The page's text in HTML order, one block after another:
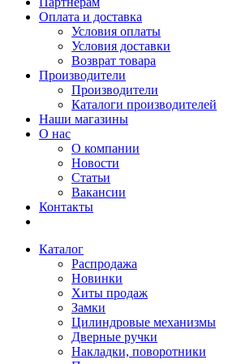
Оплата и доставка
Условия оплаты
Условия доставки
Возврат товара
Производители
Производители
Каталоги производителей
Наши магазины
О нас
О компании
Новости
Статьи
Вакансии
Контакты
Каталог
Распродажа
Новинки
Хиты продаж
Замки
Цилиндровые механизмы
Дверные ручки
Накладки, поворотники